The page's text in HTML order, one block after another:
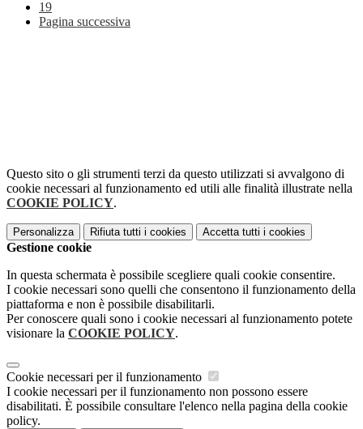
19
Pagina successiva
Questo sito o gli strumenti terzi da questo utilizzati si avvalgono di
cookie necessari al funzionamento ed utili alle finalità illustrate nella
COOKIE POLICY.
Personalizza Rifiuta tutti i cookies Accetta tutti i cookies
Gestione cookie
In questa schermata è possibile scegliere quali cookie consentire.
I cookie necessari sono quelli che consentono il funzionamento della
piattaforma e non è possibile disabilitarli.
Per conoscere quali sono i cookie necessari al funzionamento potete
visionare la COOKIE POLICY.
Cookie necessari per il funzionamento
I cookie necessari per il funzionamento non possono essere
disabilitati. È possibile consultare l'elenco nella pagina della cookie
policy.